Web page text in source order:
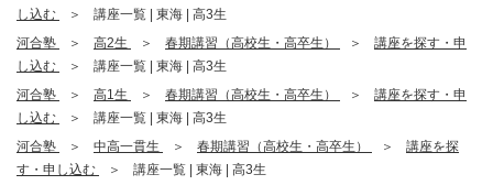
し込む
講座一覧 | 東海 | 高3生
河合塾
高2生 春期講習（高校生・高卒生）
講座を探す・申
し込む
講座一覧 | 東海 | 高3生
河合塾
高1生 春期講習（高校生・高卒生）
講座を探す・申
し込む
講座一覧 | 東海 | 高3生
河合塾
中高一貫生 春期講習（高校生・高卒生）
講座を探
す・申し込む
講座一覧 | 東海 | 高3生